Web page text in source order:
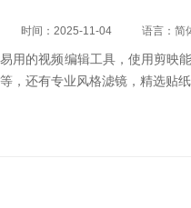
时间：2025-11-04 语言：简
用的视频编辑工具，使用剪映
，还有专业风格滤镜，精选贴